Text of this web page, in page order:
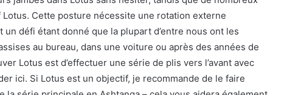
Cette posture nécessite une rotation externe
défi étant donné que la plupart d’entre nous ont les
au bureau, dans une voiture ou après des années de
Lotus est d’effectuer une série de plis vers l’avant avec
ici. Si Lotus est un objectif, je recommande de le faire